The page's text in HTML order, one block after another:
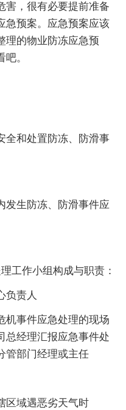
害，很有必要提前准备
急预案。应急预案应该
理的物业防冻应急预
。
全和处置防冻、防滑事
发生防冻、防滑事件应
工作小组构成与职责：
负责人
机事件应急处理的现场
总经理汇报应急事件处
管部门经理或主任
区域遇恶劣天气时